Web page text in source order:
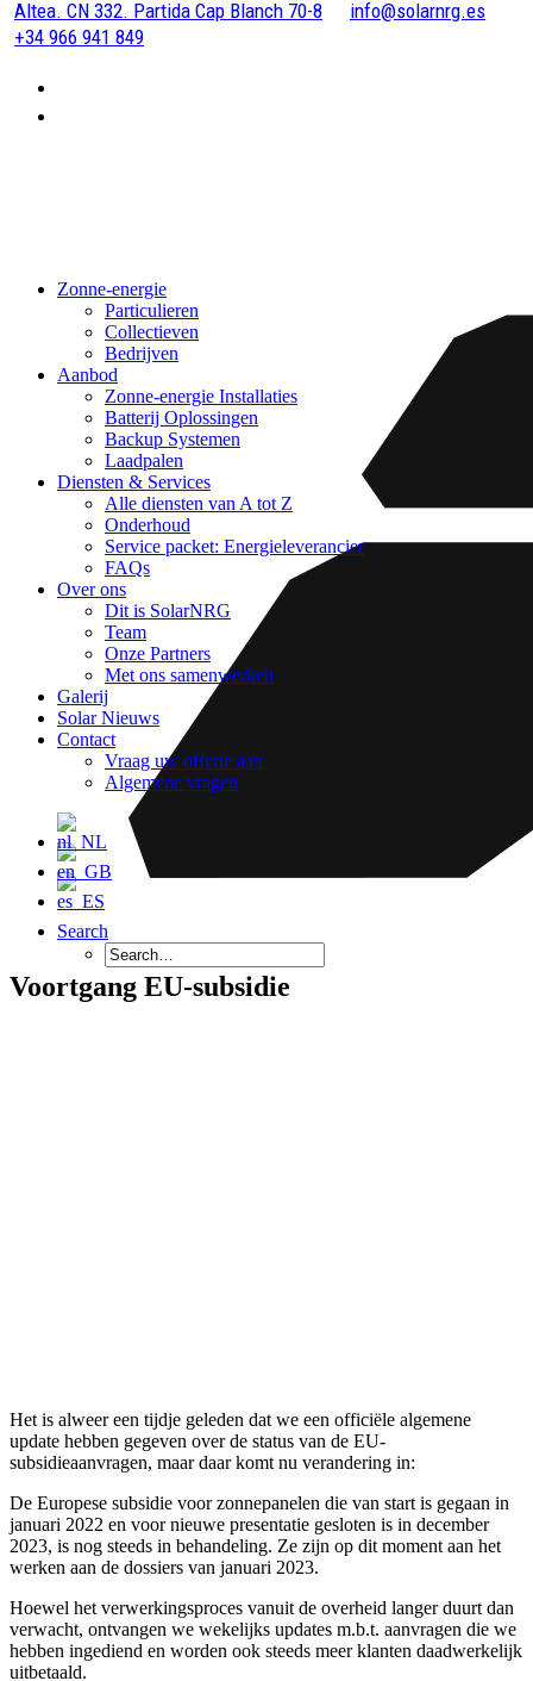
Altea. CN 332. Partida Cap Blanch 70-8
info@solarnrg.es
+34 966 941 849
Zonne-energie
Particulieren
Collectieven
Bedrijven
Aanbod
Zonne-energie Installaties
Batterij Oplossingen
Backup Systemen
Laadpalen
Diensten & Services
Alle diensten van A tot Z
Onderhoud
Service packet: Energieleverancier
FAQs
Over ons
Dit is SolarNRG
Team
Onze Partners
Met ons samenwerken
Galerij
Solar Nieuws
Contact
Vraag uw offerte aan
Algemene vragen
Search
Voortgang EU-subsidie
Het is alweer een tijdje geleden dat we een officiële algemene
update hebben gegeven over de status van de EU-
subsidieaanvragen, maar daar komt nu verandering in:
De Europese subsidie voor zonnepanelen die van start is gegaan in
januari 2022 en voor nieuwe presentatie gesloten is in december
2023, is nog steeds in behandeling. Ze zijn op dit moment aan het
werken aan de dossiers van januari 2023.
Hoewel het verwerkingsproces vanuit de overheid langer duurt dan
verwacht, ontvangen we wekelijks updates m.b.t. aanvragen die we
hebben ingediend en worden ook steeds meer klanten daadwerkelijk
uitbetaald.